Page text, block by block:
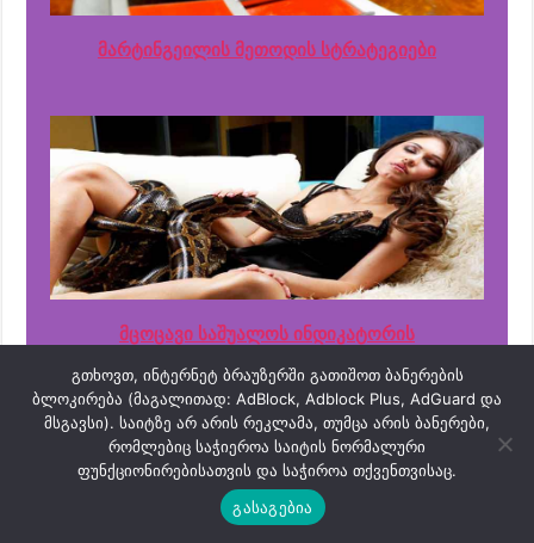
მარტინგეილის მეთოდის სტრატეგიები
მცოცავი საშუალოს ინდიკატორის
სტრატეგიები
გთხოვთ, ინტერნეტ ბრაუზერში გათიშოთ ბანერების
ბლოკირება (მაგალითად: AdBlock, Adblock Plus, AdGuard და
მსგავსი). საიტზე არ არის რეკლამა, თუმცა არის ბანერები,
რომლებიც საჭიეროა საიტის ნორმალური
ფუნქციონირებისათვის და საჭიროა თქვენთვისაც.
გასაგებია